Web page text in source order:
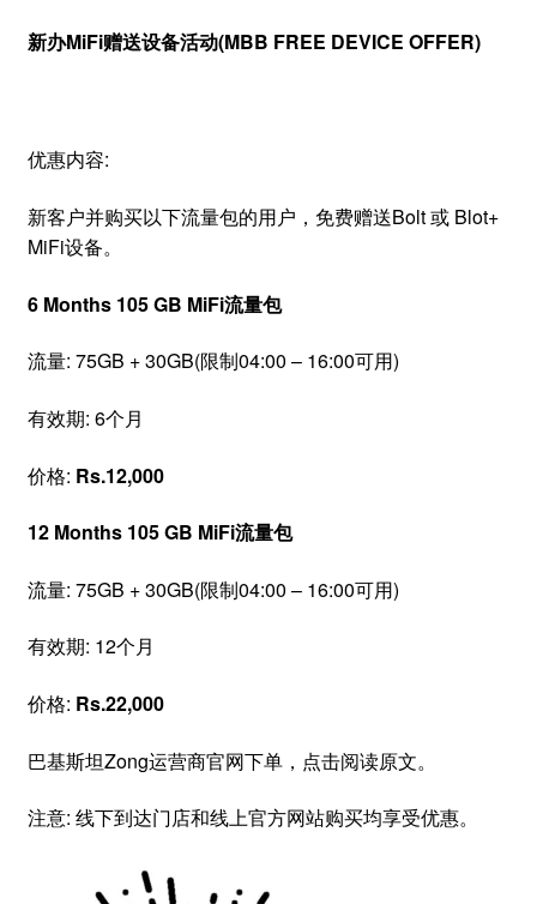
新办MiFi赠送设备活动(MBB FREE DEVICE OFFER)
优惠内容:
新客户并购买以下流量包的用户，免费赠送Bolt 或 Blot+
MiFi设备。
6 Months 105 GB MiFi流量包
流量: 75GB + 30GB(限制04:00 – 16:00可用)
有效期: 6个月
价格: Rs.12,000
12 Months 105 GB MiFi流量包
流量: 75GB + 30GB(限制04:00 – 16:00可用)
有效期: 12个月
价格: Rs.22,000
巴基斯坦Zong运营商官网下单，点击阅读原文。
注意: 线下到达门店和线上官方网站购买均享受优惠。